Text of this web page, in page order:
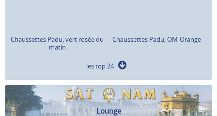
Chaussettes Padu, vert rosée du
matin
Chaussettes Padu, OM-Orange
les top 24
Lounge